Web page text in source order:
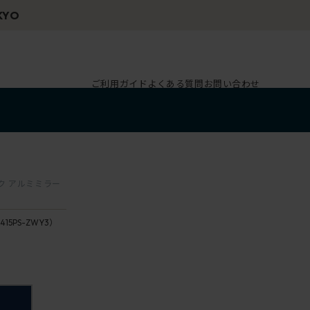
ご利用ガイド よくある質問お問い合わせ
アルミミラー
ZWY3）